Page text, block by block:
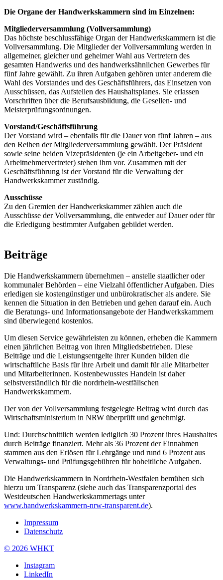
Die Organe der Handwerkskammern sind im Einzelnen:
Mitgliederversammlung (Vollversammlung)
Das höchste beschlussfähige Organ der Handwerkskammern ist die
Vollversammlung. Die Mitglieder der Vollversammlung werden in
allgemeiner, gleicher und geheimer Wahl aus Vertretern des
gesamten Handwerks und des handwerksähnlichen Gewerbes für
fünf Jahre gewählt. Zu ihren Aufgaben gehören unter anderem die
Wahl des Vorstandes und des Geschäftsführers, das Einsetzen von
Ausschüssen, das Aufstellen des Haushaltsplanes. Sie erlassen
Vorschriften über die Berufsausbildung, die Gesellen- und
Meisterprüfungsordnungen.
Vorstand/Geschäftsführung
Der Vorstand wird – ebenfalls für die Dauer von fünf Jahren – aus
den Reihen der Mitgliederversammlung gewählt. Der Präsident
sowie seine beiden Vizepräsidenten (je ein Arbeitgeber- und ein
Arbeitnehmervertreter) stehen ihm vor. Zusammen mit der
Geschäftsführung ist der Vorstand für die Verwaltung der
Handwerkskammer zuständig.
Ausschüsse
Zu den Gremien der Handwerkskammer zählen auch die
Ausschüsse der Vollversammlung, die entweder auf Dauer oder für
die Erledigung bestimmter Aufgaben gebildet werden.
Beiträge
Die Handwerkskammern übernehmen – anstelle staatlicher oder
kommunaler Behörden – eine Vielzahl öffentlicher Aufgaben. Dies
erledigen sie kostengünstiger und unbürokratischer als andere. Sie
kennen die Situation in den Betrieben und gehen darauf ein. Auch
die Beratungs- und Informationsangebote der Handwerkskammern
sind überwiegend kostenlos.
Um diesen Service gewährleisten zu können, erheben die Kammern
einen jährlichen Beitrag von ihren Mitgliedsbetrieben. Diese
Beiträge und die Leistungsentgelte ihrer Kunden bilden die
wirtschaftliche Basis für ihre Arbeit und damit für alle Mitarbeiter
und Mitarbeiterinnen. Kostenbewusstes Handeln ist daher
selbstverständlich für die nordrhein-westfälischen
Handwerkskammern.
Der von der Vollversammlung festgelegte Beitrag wird durch das
Wirtschaftsministerium in NRW überprüft und genehmigt.
Und: Durchschnittlich werden lediglich 30 Prozent ihres Haushaltes
durch Beiträge finanziert. Mehr als 36 Prozent der Einnahmen
stammen aus den Erlösen für Lehrgänge und rund 6 Prozent aus
Verwaltungs- und Prüfungsgebühren für hoheitliche Aufgaben.
Die Handwerkskammern in Nordrhein-Westfalen bemühen sich
hierzu um Transparenz (siehe auch das Transparenzportal des
Westdeutschen Handwerkskammertags unter
www.handwerkskammern-nrw-transparent.de).
Impressum
Datenschutz
© 2026 WHKT
Instagram
LinkedIn